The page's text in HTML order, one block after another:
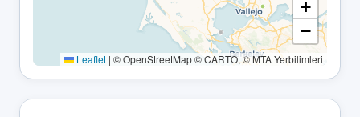
+
−
Leaflet | © OpenStreetMap © CARTO, © MTA Yerbilimleri